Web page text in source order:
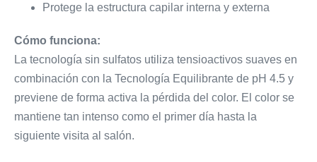
Protege la estructura capilar interna y externa
Cómo funciona:
La tecnología sin sulfatos utiliza tensioactivos suaves en
combinación con la Tecnología Equilibrante de pH 4.5 y
previene de forma activa la pérdida del color. El color se
mantiene tan intenso como el primer día hasta la
siguiente visita al salón.